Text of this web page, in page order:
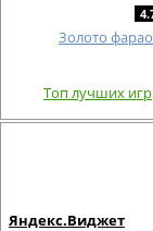
Золото
Топ лучших игр
Яндекс.Виджет